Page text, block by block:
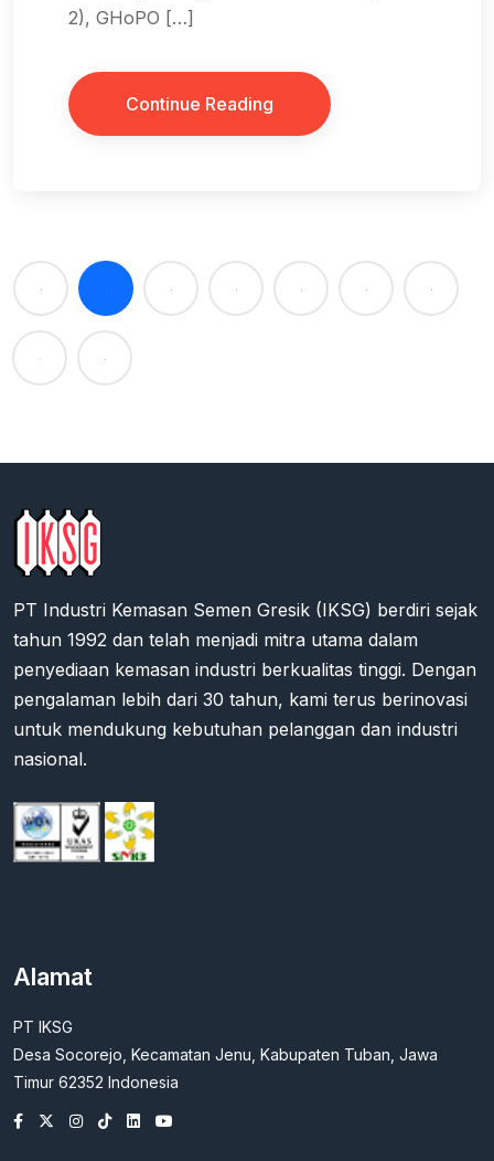
2), GHoPO […]
Continue Reading
PT Industri Kemasan Semen Gresik (IKSG) berdiri sejak
tahun 1992 dan telah menjadi mitra utama dalam
penyediaan kemasan industri berkualitas tinggi. Dengan
pengalaman lebih dari 30 tahun, kami terus berinovasi
untuk mendukung kebutuhan pelanggan dan industri
nasional.
Alamat
PT IKSG
Desa Socorejo, Kecamatan Jenu, Kabupaten Tuban, Jawa
Timur 62352 Indonesia